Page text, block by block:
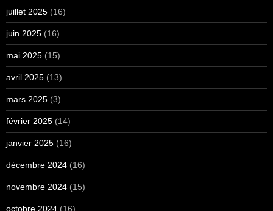
juillet 2025 (16)
juin 2025 (16)
mai 2025 (15)
avril 2025 (13)
mars 2025 (3)
février 2025 (14)
janvier 2025 (16)
décembre 2024 (16)
novembre 2024 (15)
octobre 2024 (16)